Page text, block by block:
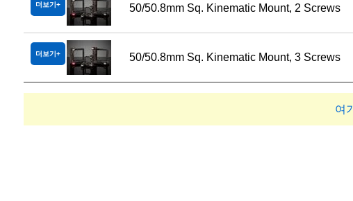
더보기 50/50.8mm Sq. Kinematic Mount, 2 Screws
더보기 50/50.8mm Sq. Kinematic Mount, 3 Screws
여기